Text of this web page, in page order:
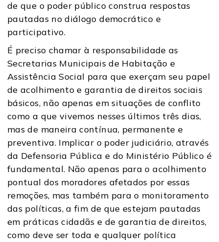
de que o poder público construa respostas
pautadas no diálogo democrático e
participativo.
É preciso chamar à responsabilidade as
Secretarias Municipais de Habitação e
Assistência Social para que exerçam seu papel
de acolhimento e garantia de direitos sociais
básicos, não apenas em situações de conflito
como a que vivemos nesses últimos três dias,
mas de maneira contínua, permanente e
preventiva. Implicar o poder judiciário, através
da Defensoria Pública e do Ministério Público é
fundamental. Não apenas para o acolhimento
pontual dos moradores afetados por essas
remoções, mas também para o monitoramento
das políticas, a fim de que estejam pautadas
em práticas cidadãs e de garantia de direitos,
como deve ser toda e qualquer política